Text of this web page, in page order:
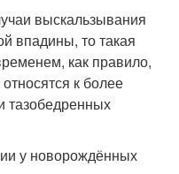
выскальзывания
впадины, то такая
как правило,
к более
тазобедренных
у новорождённых